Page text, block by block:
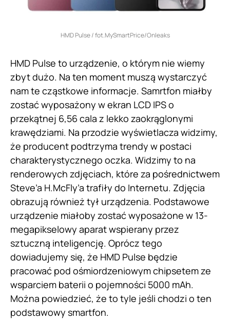
HMD Pulse / fot.MySmartPrice/Onleaks
HMD Pulse to urządzenie, o którym nie wiemy
zbyt dużo. Na ten moment muszą wystarczyć
nam te cząstkowe informacje. Samrtfon miałby
zostać wyposażony w ekran LCD IPS o
przekątnej 6,56 cala z lekko zaokrąglonymi
krawędziami. Na przodzie wyświetlacza widzimy,
że producent podtrzyma trendy w postaci
charakterystycznego oczka. Widzimy to na
renderowych zdjęciach, które za pośrednictwem
Steve’a H.McFly’a trafiły do Internetu. Zdjęcia
obrazują również tył urządzenia. Podstawowe
urządzenie miałoby zostać wyposażone w 13-
megapikselowy aparat wspierany przez
sztuczną inteligencję. Oprócz tego
dowiadujemy się, że HMD Pulse będzie
pracować pod ośmiordzeniowym chipsetem ze
wsparciem baterii o pojemności 5000 mAh.
Można powiedzieć, że to tyle jeśli chodzi o ten
podstawowy smartfon.